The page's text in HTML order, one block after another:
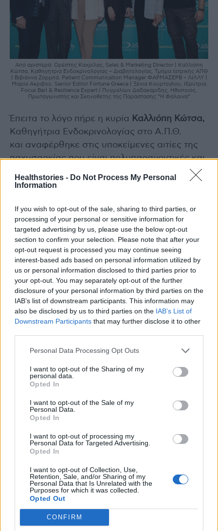
Healthstories - Do Not Process My Personal
Information
If you wish to opt-out of the sale, sharing to third parties, or
processing of your personal or sensitive information for
targeted advertising by us, please use the below opt-out
section to confirm your selection. Please note that after your
opt-out request is processed you may continue seeing
interest-based ads based on personal information utilized by
us or personal information disclosed to third parties prior to
your opt-out. You may separately opt-out of the further
disclosure of your personal information by third parties on the
IAB’s list of downstream participants. This information may
also be disclosed by us to third parties on the IAB’s List of
Downstream Participants that may further disclose it to other
Personal Data Processing Opt Outs
I want to opt-out of the Sharing of my
personal data.
Opted In
I want to opt-out of the Sale of my
Personal Data.
Opted In
I want to opt-out of processing my
Personal Data for Targeted Advertising.
Opted In
I want to opt-out of Collection, Use,
Retention, Sale, and/or Sharing of my
Personal Data that Is Unrelated with the
Purposes for which it was collected.
Opted Out
CONFIRM
Από αριστερά: Ορέστης Καχρίλας, Sales & Marketing Director | Καλλιόπη
Κώτσα, Καθηγήτρια Ενδοκρινολογίας – Διαβητολογίας, Τμήμα Ιατρικής ΑΠΘ
| Βιβιάννα Ζορμπά, Patient Communication Manager ΦΑΡΜΑΣΕΡΒ – ΛΙΛΛΥ |
Μαρία Ακριβού, Senior Editor Fortune Greece | Ξένια Κούρτογλου, Ιδρύτρια
Focus Bari & Resilience Expert | Πυγμαλίων Δαδακαρίδης, Ηθοποιός,
Πρωταγωνιστής και Σκηνοθέτης της Παράστασης “Η Φάλαινα”
Έπειτα το λόγο πήρε η κυρία
Καλλιόπη Κώτσα,
Καθηγήτρια Ενδοκρινολογίας στο Α.Π.Θ.
και αναφέρθηκε στις υποκείμενες αιτίες της
παχυσαρκίας που είναι πολυπαραγοντικές και
μπορεί να διαφέρουν από άτομο σε άτομο.
Υπογράμμισε ότι η παχυσαρκία είναι μια
κάθε σύστημα του σώματος και τα
περισσότερα άτομα με παχυσαρκία έχουν
αυξημένο κίνδυνο να αναπτύξουν άλλες
επιπλοκές και συννοσηρότητες. Επίσης τόνισε
ότι η παχυσαρκία απαιτεί εξατομικευμένη
θεραπευτική προσέγγιση και πως στη
θεραπευτική φαρέτρα των ιατρών
προστίθενται
διαρκώς νέες και καινοτόμες λύσεις.
ΦΑΡΜΑΣΕΡΒ-ΛΙΛΛΥ, κύριοςΣπύρος Φιλιώτης,
στάθηκε στην ουσιώδη και επίμονη
προσπάθεια της ΦΑΡΜΑΣΕΡΒ-ΛΙΛΛΥ να
πιστή στο όραμα της: «Να κάνουμε τη ζωή των
ανθρώπων καλύτερη». Με αυτή την
εκστρατεία, η ΦΑΡΜΑΣΕΡΒ-ΛΙΛΛΥ έχει ως
στόχο να συμβάλει στην ανάδειξη της
το μήνυμα πως το άτομο που ζει με
παχυσαρκία δεν ευθύνεται και πως ο
κατάλληλος σύμμαχος του είναι ο ιατρός.
Μέσα από τη
δύναμη της Συμμαχίας αυτής, θα σπάσει ο